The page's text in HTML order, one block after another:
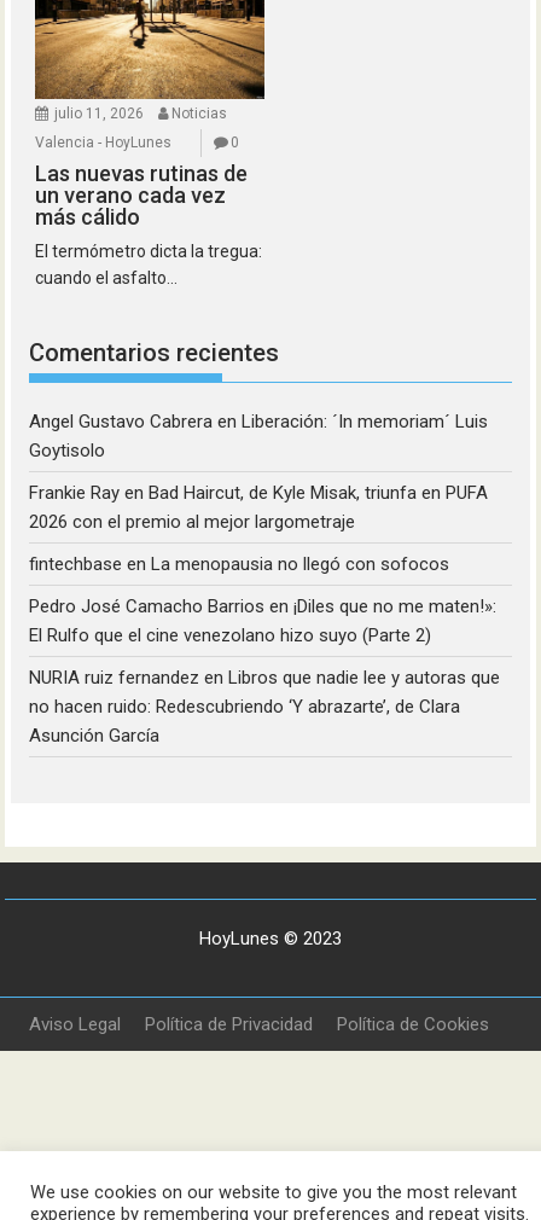
julio 11, 2026
Noticias
Valencia - HoyLunes
0
Las nuevas rutinas de
un verano cada vez
más cálido
El termómetro dicta la tregua:
cuando el asfalto...
Comentarios recientes
Angel Gustavo Cabrera en Liberación: ´In memoriam´ Luis
Goytisolo
Frankie Ray en Bad Haircut, de Kyle Misak, triunfa en PUFA
2026 con el premio al mejor largometraje
fintechbase en La menopausia no llegó con sofocos
Pedro José Camacho Barrios en¡Diles que no me maten!»:
El Rulfo que el cine venezolano hizo suyo (Parte 2)
NURIA ruiz fernandez en Libros que nadie lee y autoras que
no hacen ruido: Redescubriendo ‘Y abrazarte’, de Clara
Asunción García
HoyLunes © 2023
We use cookies on our website to give you the most relevant
experience by remembering your preferences and repeat visits.
Aviso Legal Política de Privacidad Política de Cookies